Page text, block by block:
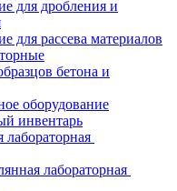
для дробления и
для рассева материалов
бетона и
оборудование
инвентарь
лабораторная
лабораторная